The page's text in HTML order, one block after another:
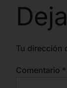
Tu dirección
Comentario *